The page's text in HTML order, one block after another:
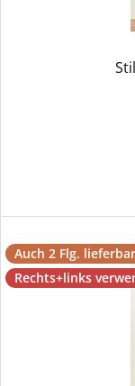
Auch 2 Flg. lieferbar
Rechts+links